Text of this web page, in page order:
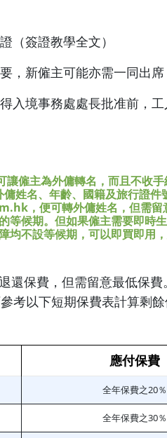
（簽證教學全文）
，新僱主可能亦需一同出席
入境事務處處長批准前，
僱主為外傭轉名，而且不收
姓名、年齡、國籍及旅行證件
，便可轉外傭姓名，但需留
候期。但如果僱主需要即時
均不設等候期，可以即買即用
還保費，但需留意最低保費
考以下短期保費表計算剩
應付保費
全年保費之20％
全年保費之30％